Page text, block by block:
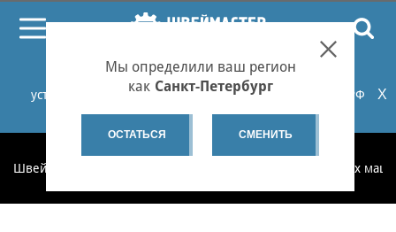
При проблемах с онлайн-оплатой заказов на сайте
установите российские сертификаты НУЦ Минцифры РФ
или используйте Яндекс.Браузер.Подробнее...
X
Мы определили ваш регион
как Санкт-Петербург
ОСТАТЬСЯ СМЕНИТЬ
Швеймастер Запчасти для бытовых швейных